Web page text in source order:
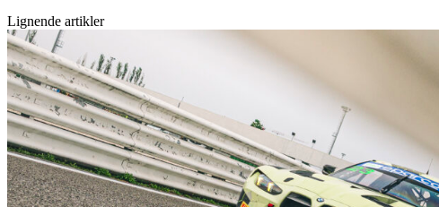
Lignende artikler